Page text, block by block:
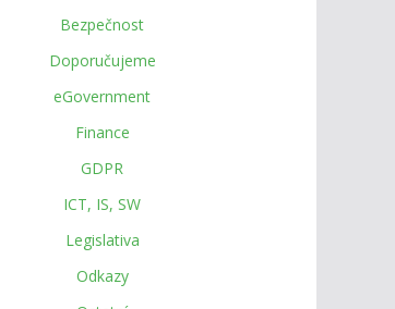
Bezpečnost
Doporučujeme
eGovernment
Finance
GDPR
ICT, IS, SW
Legislativa
Odkazy